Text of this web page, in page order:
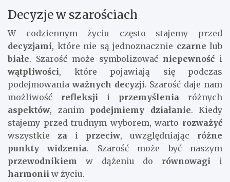
Decyzje w szarościach
W codziennym życiu często stajemy przed
decyzjami, które nie są jednoznacznie czarne lub
białe. Szarość może symbolizować niepewność i
wątpliwości, które pojawiają się podczas
podejmowaniaważnych decyzji. Szarość daje nam
możliwość refleksji i przemyślenia różnych
aspektów, zanim podejmiemy działanie. Kiedy
stajemy przed trudnym wyborem, warto rozważyć
wszystkie za i przeciw, uwzględniając różne
punkty widzenia. Szarość może być naszym
przewodnikiem w dążeniu do równowagi i
harmonii w życiu.